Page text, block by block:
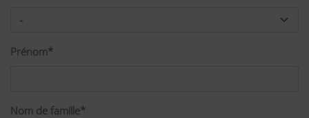
Prénom*
Nom de famille*